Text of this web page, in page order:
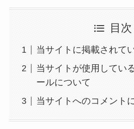
目次
当サイトに掲載されて
当サイトが使用してい
ールについて
当サイトへのコメント